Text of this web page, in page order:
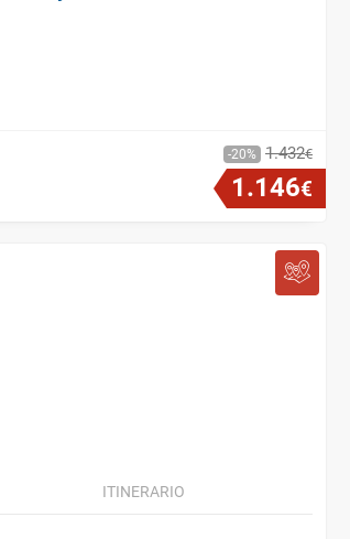
20 1.432€
1.146€
ITINERARIO